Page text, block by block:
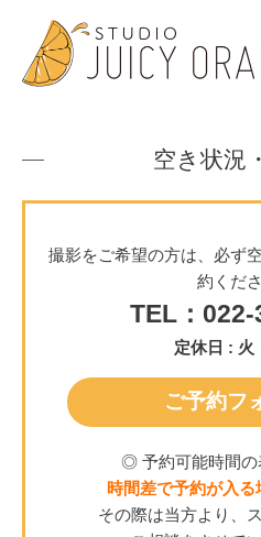
空き状況
撮影をご希望の方は、必ず
約くださ
TEL：
定休日 : 火
ご予約フ
◎ 予約可能時間の
時間差で予約が入る
その際は当方より、